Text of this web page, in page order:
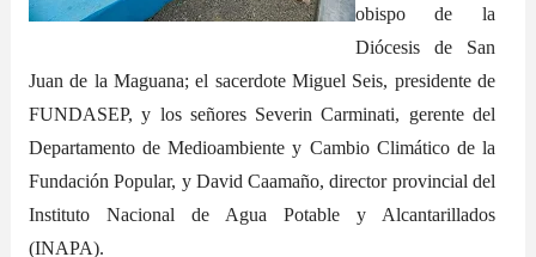
obispo de la
Diócesis de San
Juan de la Maguana; el sacerdote Miguel Seis, presidente de
FUNDASEP, y los señores Severin Carminati, gerente del
Departamento de Medioambiente y Cambio Climático de la
Fundación Popular, y David Caamaño, director provincial del
Instituto Nacional de Agua Potable y Alcantarillados
(INAPA).